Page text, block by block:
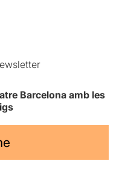
Barcelona amb les